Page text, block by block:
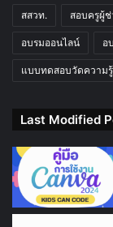
สสวท. สอบครูผู้ช่
อบรมออนไลน์ อ
แบบทดสอบวัดความ
Last Modified